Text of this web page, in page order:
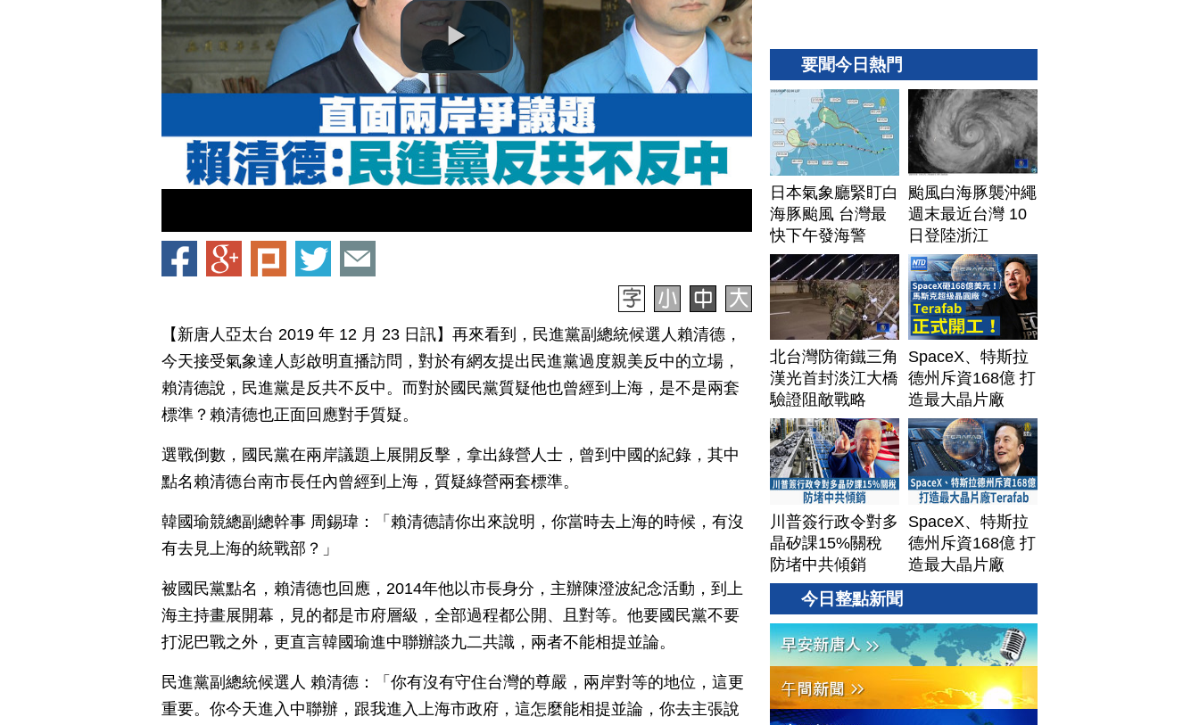
【新唐人亞太台 2019 年 12 月 23 日訊】再來看到，民進黨副總統候選人賴清德，
今天接受氣象達人彭啟明直播訪問，對於有網友提出民進黨過度親美反中的立場，
賴清德說，民進黨是反共不反中。而對於國民黨質疑他也曾經到上海，是不是兩套
標準？賴清德也正面回應對手質疑。
選戰倒數，國民黨在兩岸議題上展開反擊，拿出綠營人士，曾到中國的紀錄，其中
點名賴清德台南市長任內曾經到上海，質疑綠營兩套標準。
韓國瑜競總副總幹事 周錫瑋：「賴清德請你出來說明，你當時去上海的時候，有沒
有去見上海的統戰部？」
被國民黨點名，賴清德也回應，2014年他以市長身分，主辦陳澄波紀念活動，到上
海主持畫展開幕，見的都是市府層級，全部過程都公開、且對等。他要國民黨不要
打泥巴戰之外，更直言韓國瑜進中聯辦談九二共識，兩者不能相提並論。
民進黨副總統候選人 賴清德：「你有沒有守住台灣的尊嚴，兩岸對等的地位，這更
重要。你今天進入中聯辦，跟我進入上海市政府，這怎麼能相提並論，你去主張說
要聞今日熱門
日本氣象廳緊盯白
海豚颱風 台灣最
快下午發海警
颱風白海豚襲沖繩
週末最近台灣 10
日登陸浙江
北台灣防衛鐵三角
漢光首封淡江大橋
驗證阻敵戰略
SpaceX、特斯拉
德州斥資168億 打
造最大晶片廠
Terafab
川普簽行政令對多
晶矽課15%關稅
防堵中共傾銷
SpaceX、特斯拉
德州斥資168億 打
造最大晶片廠
Terafab
今日整點新聞